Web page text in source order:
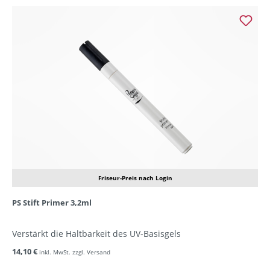
Friseur-Preis nach Login
PS Stift Primer 3,2ml
Verstärkt die Haltbarkeit des UV-Basisgels
14,10 € inkl. MwSt. zzgl. Versand